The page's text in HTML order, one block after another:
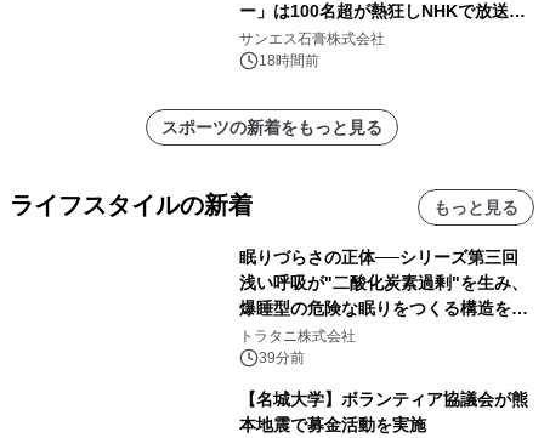
ー」は100名超が熱狂しNHKで放送さ
れました。
サンエス石膏株式会社
18時間前
スポーツの新着をもっと見る
ライフスタイルの新着 もっと見る
眠りづらさの正体──シリーズ第三回
浅い呼吸が"二酸化炭素過剰"を生み、
爆睡型の危険な眠りをつくる構造を解
説
トラタニ株式会社
39分前
【名城大学】ボランティア協議会が熊
本地震で募金活動を実施